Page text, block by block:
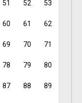
51 52 53
60 61 62
69 70 71
78 79 80
87 88 89